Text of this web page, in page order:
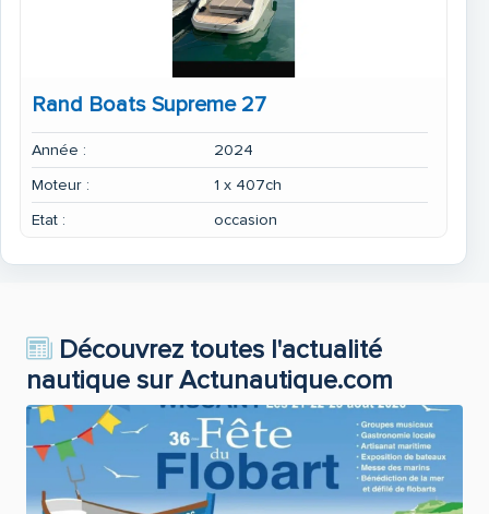
Rand Boats Supreme 27
Année :
2024
Moteur :
1 x 407ch
Etat :
occasion
Découvrez toutes l'actualité
nautique sur Actunautique.com